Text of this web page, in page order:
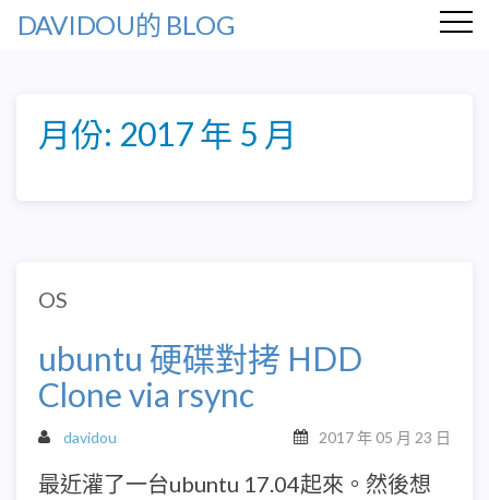
DAVIDOU的 BLOG
月份: 2017 年 5 月
OS
ubuntu 硬碟對拷 HDD
Clone via rsync
davidou 2017 年 05 月 23 日
最近灌了一台ubuntu 17.04起來。然後想